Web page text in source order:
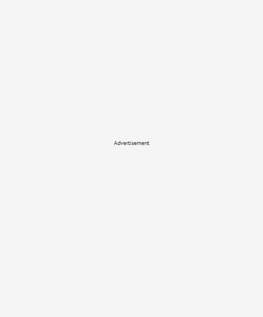
Advertisement